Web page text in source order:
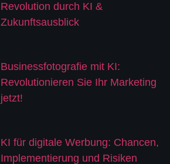
Revolution durch KI &
Zukunftsausblick
Businessfotografie mit KI:
Revolutionieren Sie Ihr Marketing
jetzt!
KI für digitale Werbung: Chancen,
Implementierung und Risiken